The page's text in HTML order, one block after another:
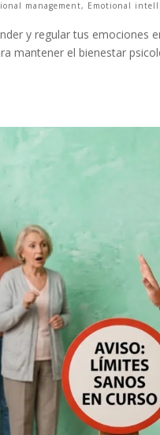
management, Emotional
y regular tus emociones
mantener el bienestar